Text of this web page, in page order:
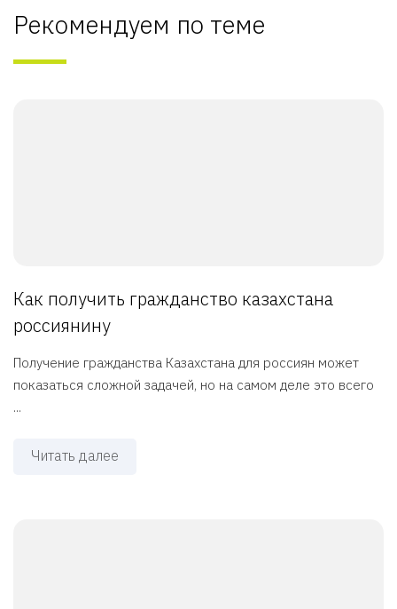
Рекомендуем по теме
Как получить гражданство казахстана
россиянину
Получение гражданства Казахстана для россиян может
показаться сложной задачей, но на самом деле это всего
...
Читать далее